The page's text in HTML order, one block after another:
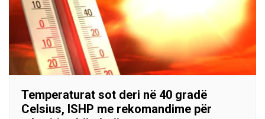
Temperaturat sot deri në 40 gradë
Celsius, ISHP me rekomandime për